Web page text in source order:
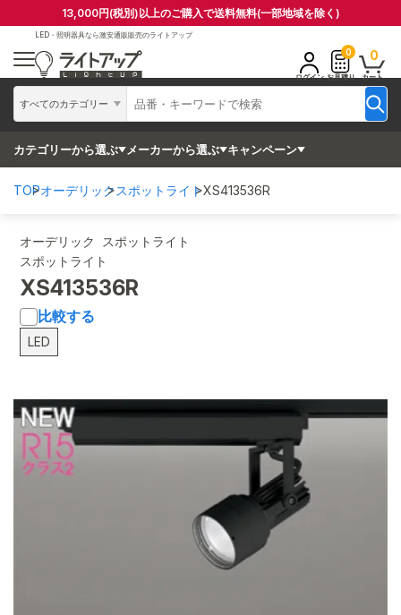
13,000円(税別)以上のご購入で送料無料(一部地域を除く)
LED・照明器具なら激安通販販売のライトアップ
すべてのカテゴリー
ログイン
0
お見積り
0
カート
カテゴリーから選ぶ メーカーから選ぶ キャンペーン
TOPオーデリックスポットライトXS413536R
オーデリック スポットライト
スポットライト
XS413536R
比較する
LED